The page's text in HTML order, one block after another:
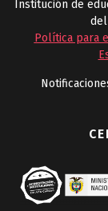
Institución de
del
Política para